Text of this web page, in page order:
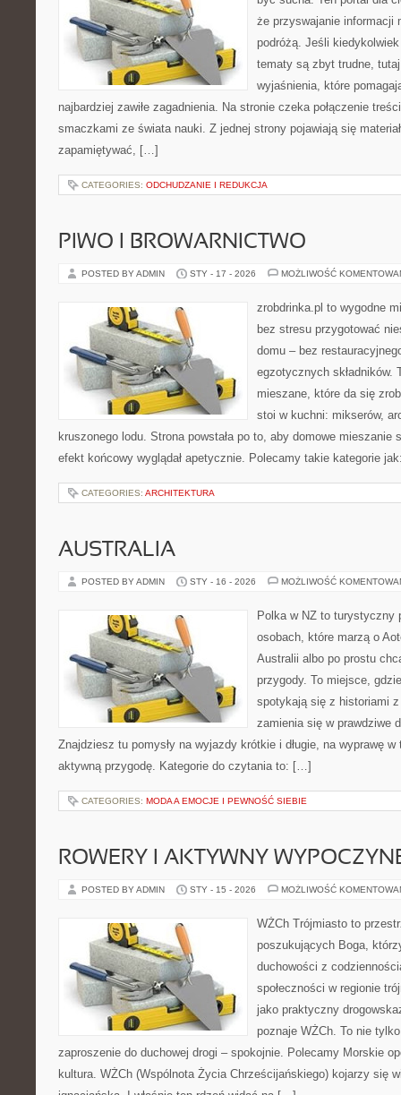
że przyswajanie informacji
podróżą. Jeśli
tematy są zbyt trudne,
wyjaśnienia, które
najbardziej zawiłe zagadnienia. Na stronie czeka połączenie
smaczkami ze świata nauki. Z jednej strony pojawiają się
zapamiętywać, […]
CATEGORIES: ODCHUDZANIE I REDUKCJA
PIWO I BROWARNICTWO
POSTED BY ADMIN STY - 17 - 2026 MOŻLIWOŚĆ
zrobdrinka.pl to wygodne
bez stresu przygotować
domu – bez
egzotycznych składników.
mieszane, które da się
stoi w kuchni: mikserów,
kruszonego lodu. Strona powstała po to, aby domowe mieszanie
efekt końcowy wyglądał apetycznie. Polecamy takie kategorie
CATEGORIES: ARCHITEKTURA
AUSTRALIA
POSTED BY ADMIN STY - 16 - 2026 MOŻLIWOŚĆ
Polka w NZ to turystyczny
osobach, które marzą o
Australii albo po prostu
przygody. To miejsce,
spotykają się z historiami z
zamienia się w prawdziwe
Znajdziesz tu pomysły na wyjazdy krótkie i długie, na wyprawę
aktywną przygodę. Kategorie do czytania to: […]
CATEGORIES: MODA A EMOCJE I PEWNOŚĆ SIEBIE
ROWERY I AKTYWNY
POSTED BY ADMIN STY - 15 - 2026 MOŻLIWOŚĆ
WŻCh Trójmiasto to
poszukujących Boga,
duchowości z
społeczności w regionie
jako praktyczny
poznaje WŻCh. To nie
zaproszenie do duchowej drogi – spokojnie. Polecamy Morskie
kultura. WŻCh (Wspólnota Życia Chrześcijańskiego) kojarzy się